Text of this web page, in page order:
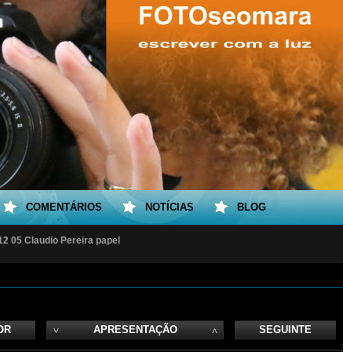
05 Claudio Pereira papel
APRESENTAÇÃO SEGUINTE
COMENTÁRIOS NOTÍCIAS BLOG